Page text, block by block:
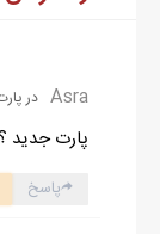
Asra در پارت
پارت جدید
پاسخ